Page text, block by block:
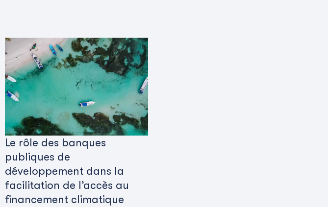
Le rôle des banques
publiques de
développement dans la
facilitation de l’accès au
financement climatique